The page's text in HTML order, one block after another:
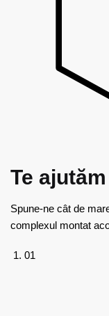
Te ajutăm
Spune-ne cât de
complexul montat
01